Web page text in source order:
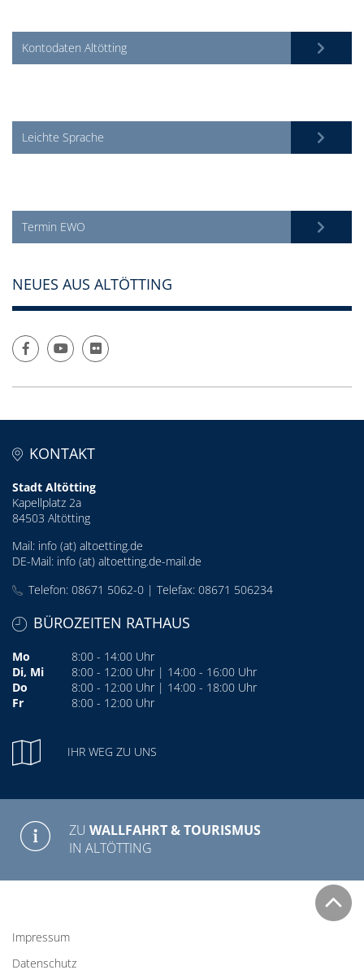
Kontodaten Altötting
Leichte Sprache
Termin EWO
NEUES AUS ALTÖTTING
KONTAKT
Stadt Altötting
Kapellplatz 2a
84503 Altötting
Mail: info (at) altoetting.de
DE-Mail: info (at) altoetting.de-mail.de
Telefon: 08671 5062-0 | Telefax: 08671 506234
BÜROZEITEN RATHAUS
Mo
8:00 - 14:00 Uhr
Di, Mi
8:00 - 12:00 Uhr | 14:00 - 16:00 Uhr
Do
8:00 - 12:00 Uhr | 14:00 - 18:00 Uhr
Fr
8:00 - 12:00 Uhr
IHR WEG ZU UNS
ZU WALLFAHRT & TOURISMUS
IN ALTÖTTING
Impressum
Datenschutz